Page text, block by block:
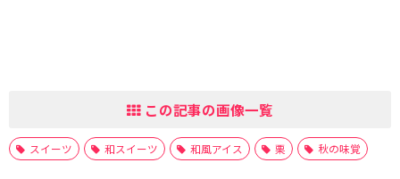
この記事の画像一覧
スイーツ 和スイーツ 和風アイス 栗 秋の味覚